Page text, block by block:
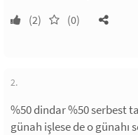
(2) (0)
2.
%50 dindar %50 serbest
günah işlese de o